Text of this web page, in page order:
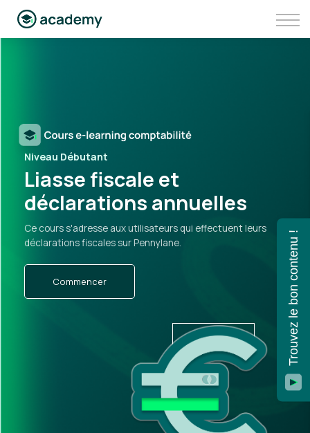
Aller sur Pennylane
Niveau Débutant
Liasse fiscale et
déclarations annuelles
Ce cours s'adresse aux utilisateurs qui effectuent leurs
déclarations fiscales sur Pennylane.
Commencer
20min Trouvez le bon contenu !